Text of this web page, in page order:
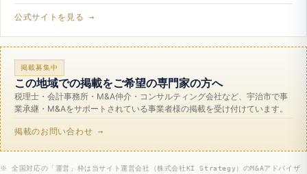
公式サイトを見る →
掲載募集中
この地域での掲載をご希望の専門家の方へ
税理士・会計事務所・M&A仲介・コンサルティング会社など、宇治市で事
業承継・M&Aをサポートされている事業者様の掲載を受け付けています。
掲載のお問い合わせ →
※ 全国対応の「運営」枠は当サイト運営会社（株式会社KI Strategy）のM&Aアドバイザ